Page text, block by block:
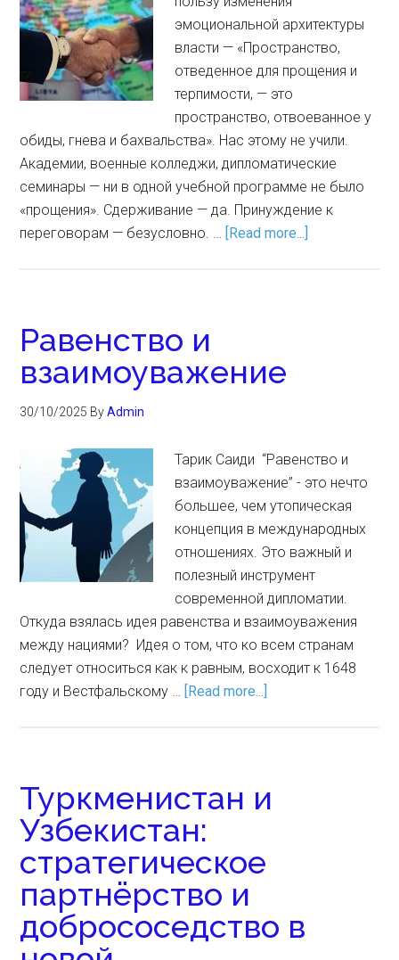
эмоциональной архитектуры
власти — «Пространство,
отведенное для прощения и
терпимости, — это
пространство, отвоеванное у
обиды, гнева и бахвальства». Нас этому не учили.
Академии, военные колледжи, дипломатические
семинары — ни в одной учебной программе не было
«прощения». Сдерживание — да. Принуждение к
переговорам — безусловно. … [Read more...]
Равенство и
взаимоуважение
30/10/2025 ByAdmin
Тарик Саиди “Равенство и
взаимоуважение” - это нечто
большее, чем утопическая
концепция в международных
отношениях. Это важный и
полезный инструмент
современной дипломатии.
Откуда взялась идея равенства и взаимоуважения
между нациями? Идея о том, что ко всем странам
следует относиться как к равным, восходит к 1648
году и Вестфальскому … [Read more...]
Туркменистан и
Узбекистан:
стратегическое
партнёрство и
добрососедство в